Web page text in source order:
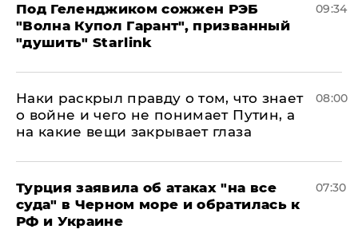
Под Геленджиком сожжен РЭБ
"Волна Купол Гарант", призванный
"душить" Starlink
09:34
Наки раскрыл правду о том, что знает
о войне и чего не понимает Путин, а
на какие вещи закрывает глаза
08:00
Турция заявила об атаках "на все
суда" в Черном море и обратилась к
РФ и Украине
07:30